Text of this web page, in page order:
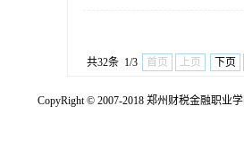
共32条 1/3 首页 上页 下页
CopyRight © 2007-2018 郑州财税金融职业